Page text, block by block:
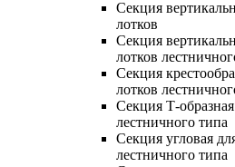
Секция
лотков
Секция
лотков
Секция
лотков
Секция Т-
лестничного типа
Секция угловая
лестничного типа